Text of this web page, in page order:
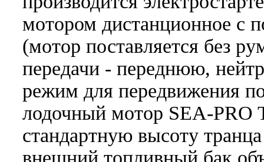
мотором дистанционное с
(мотор поставляется без
передачи - переднюю,
режим для передвижения
лодочный мотор SEA-PRO
стандартную высоту